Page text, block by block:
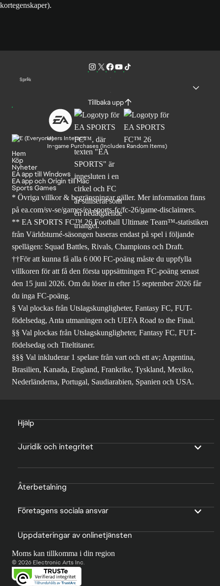
kortegenskaper).
Språk
Tillbaka upp
Users Interact
In-game Purchases (Includes Random Items)
Hem
Köp
Nyheter
EA app till Windows
EA app och Origin till Mac
Sports Games
* Övriga villkor & begränsningar gäller. Merinformation finns
på ea.com/sv-se/games/ea-sports-fc/fc-26/game-disclaimers.
** EA SPORTS FC™ 26 Football Ultimate Team™-statistiken
från Världsturné-säsongen baseras endast på spel i följande
spellägen: Squad Battles, Rivals, Champions och Draft.
††För att kunna få alla 6 000 FC-poäng måste du uppfylla
villkoren för att få den första uppsättningen FC-poäng senast
den 15 juni 2026. Om du löser in efter 15 september 2026 får
du inga FC-poäng.
§ Val plockas från Utslagskungligheter, Fantasy FC, FUT-
födelsedag, Anta utmaningen och UEFA Road to the Final.
§§ Val plockas från Utslagskungligheter, Fantasy FC, FUT-
födelsedag och Titeltitaner.
§§§ Val inkluderar 1 spelare från vart och ett av; Argentina,
Brasilien, Kanada, England, Frankrike, Tyskland, Mexiko,
Nederländerna, Portugal, Saudiarabien, Spanien och USA.
Hjälp
Juridik och integritet
Återbetalning
Företagens sociala ansvar
Uppdateringar av onlinetjänsten
Moms kan tillkomma i din region
© 2026 Electronic Arts Inc.